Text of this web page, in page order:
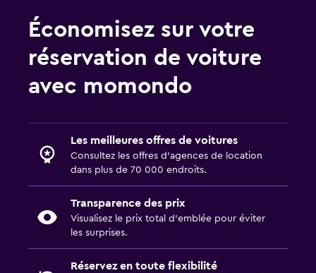
Économisez sur votre
réservation de voiture
avec momondo
Les meilleures offres de voitures
Consultez les offres d’agences de location
dans plus de 70 000 endroits.
Transparence des prix
Visualisez le prix total d’emblée pour éviter
les surprises.
Réservez en toute flexibilité